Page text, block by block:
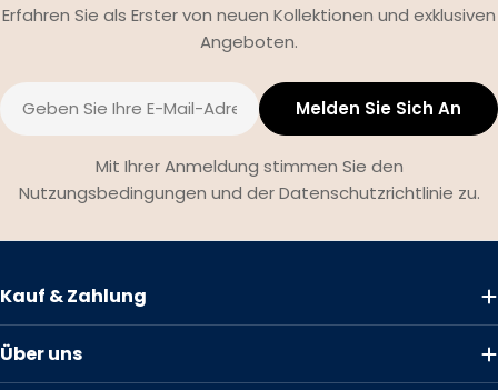
Erfahren Sie als Erster von neuen Kollektionen und exklusiven
Angeboten.
E-
Mail
Melden Sie Sich An
Mit Ihrer Anmeldung stimmen Sie den
Nutzungsbedingungen und der Datenschutzrichtlinie zu.
Kauf & Zahlung
Über uns